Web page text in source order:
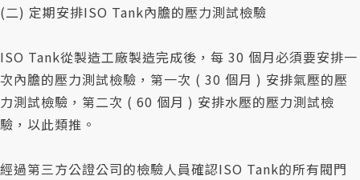
(二) 定期安排ISO Tank內膽的壓力測試檢驗
ISO Tank從製造工廠製造完成後，每 30 個月必須要安排一
次內膽的壓力測試檢驗，第一次 ( 30 個月 ) 安排氣壓的壓
力測試檢驗，第二次 ( 60 個月 ) 安排水壓的壓力測試檢
驗，以此類推。
經過第三方公證公司的檢驗人員確認ISO Tank的所有閥門